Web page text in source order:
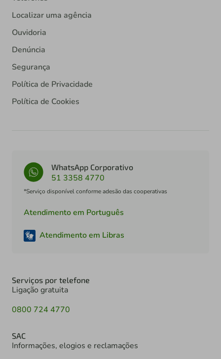
Localizar uma agência
Ouvidoria
Denúncia
Segurança
Política de Privacidade
Política de Cookies
WhatsApp Corporativo
51 3358 4770
*Serviço disponível conforme adesão das cooperativas
Atendimento em Português
Atendimento em Libras
Serviços por telefone
Ligação gratuita
0800 724 4770
SAC
Informações, elogios e reclamações